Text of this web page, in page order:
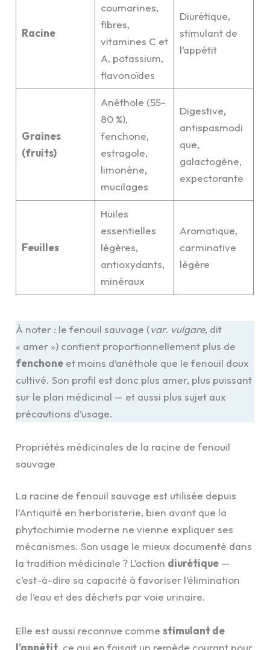
Racine
coumarines,
fibres,
vitamines C et
A, potassium,
flavonoïdes
Diurétique,
stimulant de
l’appétit
Graines
(fruits)
Anéthole (55-
80 %),
fenchone,
estragole,
limonène,
mucilages
Digestive,
antispasmodi
que,
galactogène,
expectorante
Feuilles
Huiles
essentielles
légères,
antioxydants,
minéraux
Aromatique,
carminative
légère
À noter : le fenouil sauvage (var. vulgare, dit
« amer ») contient proportionnellement plus de
fenchone et moins d’anéthole que le fenouil doux
cultivé. Son profil est donc plus amer, plus puissant
sur le plan médicinal — et aussi plus sujet aux
précautions d’usage.
Propriétés médicinales de la racine de fenouil
sauvage
La racine de fenouil sauvage est utilisée depuis
l’Antiquité en herboristerie, bien avant que la
phytochimie moderne ne vienne expliquer ses
mécanismes. Son usage le mieux documenté dans
la tradition médicinale ? L’action diurétique —
c’est-à-dire sa capacité à favoriser l’élimination
de l’eau et des déchets par voie urinaire.
Elle est aussi reconnue commestimulant de
l’appétit, ce qui en faisait un remède courant pour